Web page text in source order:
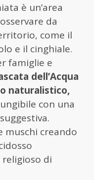
è un’area
da
come il
e il cinghiale.
famiglie e
dell’Acqua
naturalistico,
con una
muschi creando
di